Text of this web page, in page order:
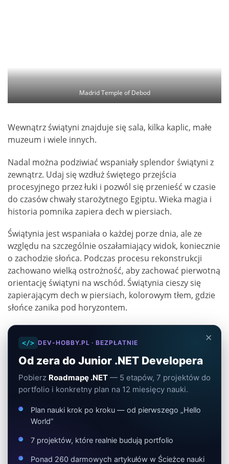
Madrid Temple of Debod
Wewnątrz świątyni znajduje się sala, kilka kaplic, małe
muzeum i wiele innych.
Nadal można podziwiać wspaniały splendor świątyni z
zewnątrz. Udaj się wzdłuż świętego przejścia
procesyjnego przez łuki i pozwól się przenieść w czasie
do czasów chwały starożytnego Egiptu. Wieka magia i
historia pomnika zapiera dech w piersiach.
Świątynia jest wspaniała o każdej porze dnia, ale ze
względu na szczególnie oszałamiający widok, koniecznie
o zachodzie słońca. Podczas procesu rekonstrukcji
zachowano wielką ostrożność, aby zachować pierwotną
orientację świątyni na wschód. Świątynia cieszy się
zapierającym dech w piersiach, kolorowym tłem, gdzie
słońce zanika pod horyzontem.
×
</> DEV-HOBBY.PL · BEZPŁATNIE
Od zera do Junior .NET Developera
Pobierz Roadmapę .NET — 5 etapów, 7 projektów do
portfolio i konkretny plan na 12 miesięcy nauki.
Plan nauki krok po kroku — od pierwszego „Hello
World”
7 projektów, które realnie budują portfolio
Ponad 260 darmowych artykułów w Ścieżce nauki